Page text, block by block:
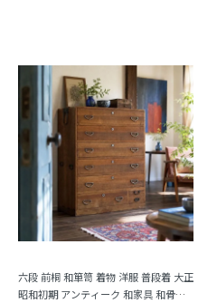
六段 前桐 和箪笥 着物 洋服 普段着 大正
昭和初期 アンティーク 和家具 和骨董